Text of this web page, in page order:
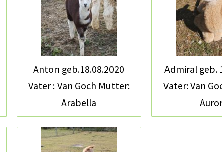
Anton geb.18.08.2020
Vater : Van Goch Mutter:
Arabella
Admiral geb.
Vater: Van